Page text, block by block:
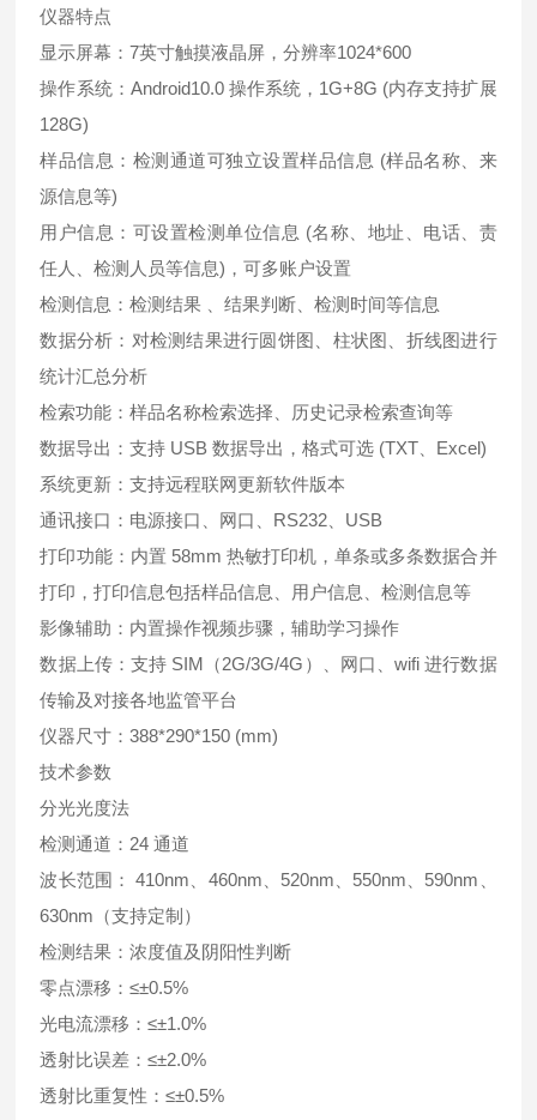
仪器特点
显示屏幕：7英寸触摸液晶屏，分辨率1024*600
操作系统：Android10.0 操作系统，1G+8G (内存支持扩展
128G)
样品信息：检测通道可独立设置样品信息 (样品名称、来
源信息等)
用户信息：可设置检测单位信息 (名称、地址、电话、责
任人、检测人员等信息)，可多账户设置
检测信息：检测结果 、结果判断、检测时间等信息
数据分析：对检测结果进行圆饼图、柱状图、折线图进行
统计汇总分析
检索功能：样品名称检索选择、历史记录检索查询等
数据导出：支持 USB 数据导出，格式可选 (TXT、Excel)
系统更新：支持远程联网更新软件版本
通讯接口：电源接口、网口、RS232、USB
打印功能：内置 58mm 热敏打印机，单条或多条数据合并
打印，打印信息包括样品信息、用户信息、检测信息等
影像辅助：内置操作视频步骤，辅助学习操作
数据上传：支持 SIM（2G/3G/4G）、网口、wifi 进行数据
传输及对接各地监管平台
仪器尺寸：388*290*150 (mm)
技术参数
分光光度法
检测通道：24 通道
波长范围： 410nm、460nm、520nm、550nm、590nm、
630nm（支持定制）
检测结果：浓度值及阴阳性判断
零点漂移：≤±0.5%
光电流漂移：≤±1.0%
透射比误差：≤±2.0%
透射比重复性：≤±0.5%